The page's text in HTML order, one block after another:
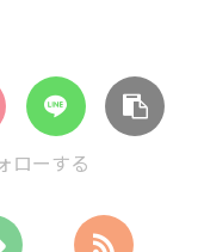
ローする